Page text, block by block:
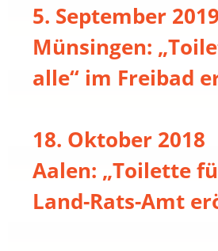
5. September 2019
Münsingen:
alle“ im Freibad
18. Oktober 2018
Aalen: „Toilette
Land-Rats-Amt